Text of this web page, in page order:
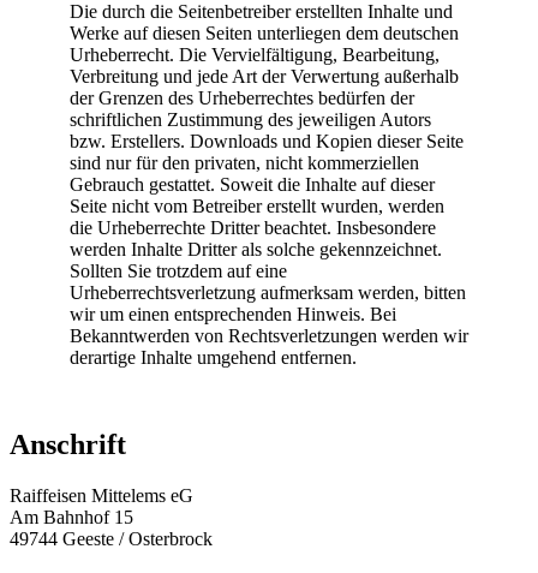
Die durch die Seitenbetreiber erstellten Inhalte und
Werke auf diesen Seiten unterliegen dem deutschen
Urheberrecht. Die Vervielfältigung, Bearbeitung,
Verbreitung und jede Art der Verwertung außerhalb
der Grenzen des Urheberrechtes bedürfen der
schriftlichen Zustimmung des jeweiligen Autors
bzw. Erstellers. Downloads und Kopien dieser Seite
sind nur für den privaten, nicht kommerziellen
Gebrauch gestattet. Soweit die Inhalte auf dieser
Seite nicht vom Betreiber erstellt wurden, werden
die Urheberrechte Dritter beachtet. Insbesondere
werden Inhalte Dritter als solche gekennzeichnet.
Sollten Sie trotzdem auf eine
Urheberrechtsverletzung aufmerksam werden, bitten
wir um einen entsprechenden Hinweis. Bei
Bekanntwerden von Rechtsverletzungen werden wir
derartige Inhalte umgehend entfernen.
Anschrift
Raiffeisen Mittelems eG
Am Bahnhof 15
49744 Geeste / Osterbrock